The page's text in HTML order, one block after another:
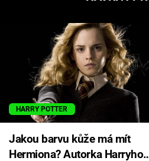
HARRY POTTER
Jakou barvu kůže má mít
Hermiona? Autorka Harryho